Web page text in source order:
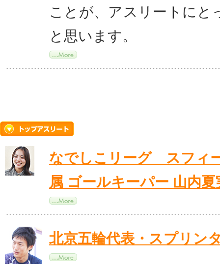
ことが、アスリートにと
と思います。
なでしこリーグ スフィ
属 ゴールキーパー 山内夏
北京五輪代表・スプリン